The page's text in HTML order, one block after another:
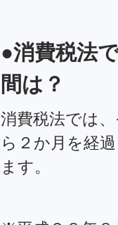
●消費税法
間は？
消費税法では
ら２か月を経
ます。